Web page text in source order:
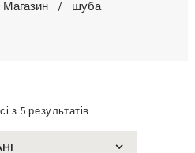
Магазин шуба
з 5 результатів